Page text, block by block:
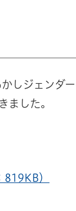
しジェンダ
ました。
819KB）